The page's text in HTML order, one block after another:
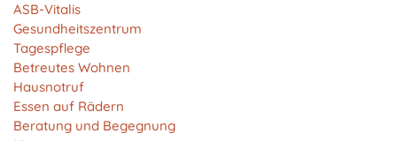
ASB-Vitalis
Gesundheitszentrum
Tagespflege
Betreutes Wohnen
Hausnotruf
Essen auf Rädern
Beratung und Begegnung
Zweck:
Cookie von Matomo für Website-Analysen. Erzeugt
statistische Daten darüber, wie der Besucher die
Website nutzt.
Cookie Laufzeit:
13 Monate